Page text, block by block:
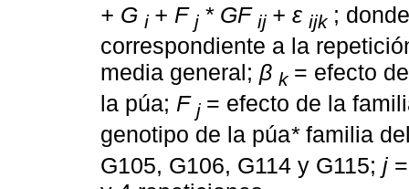
+ G i + F j * GF ij + ε ijk ;
correspondiente a la
media general; β k = efecto
la púa; F j = efecto de la
genotipo de la púa*familia
G105, G106, G114 y G115; j